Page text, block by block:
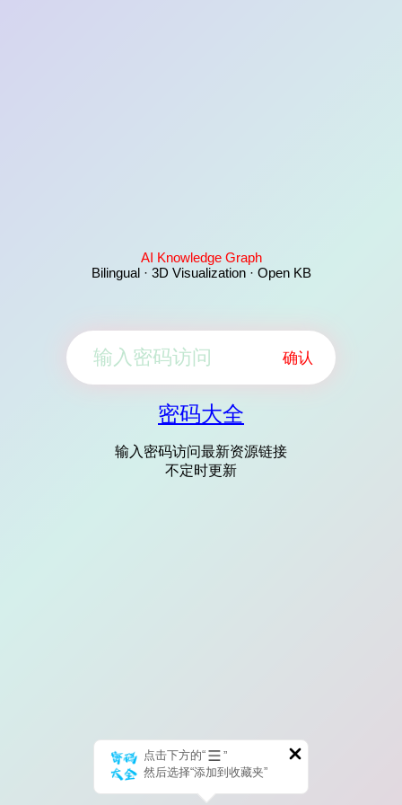
AI Knowledge Graph
Bilingual · 3D Visualization · Open KB
确认
密码大全
输入密码访问最新资源链接
不定时更新
点击下方的“
”
然后选择“添加到收藏夹”